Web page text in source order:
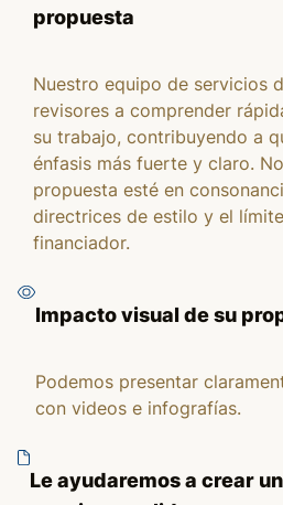
propuesta
Nuestro equipo de servicios
revisores a comprender
su trabajo, contribuyendo a
énfasis más fuerte y claro.
propuesta esté en
directrices de estilo y el
financiador.
Impacto visual de su
Podemos presentar
con videos e infografías.
Le ayudaremos a crear